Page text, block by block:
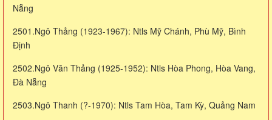
Nẵng
2501.Ngô Thảng (1923-1967): Ntls Mỹ Chánh, Phù Mỹ, Bình
Định
2502.Ngô Văn Thảng (1925-1952): Ntls Hòa Phong, Hòa Vang,
Đà Nẵng
2503.Ngô Thanh (?-1970): Ntls Tam Hòa, Tam Kỳ, Quảng Nam